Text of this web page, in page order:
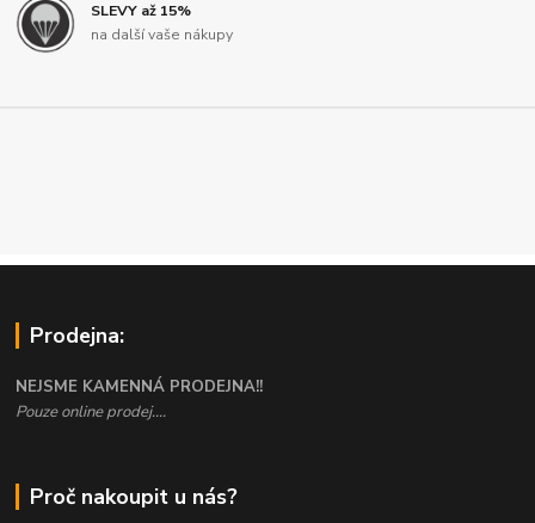
SLEVY až 15%
na další vaše nákupy
Prodejna:
NEJSME KAMENNÁ PRODEJNA!!
Pouze online prodej....
Proč nakoupit u nás?